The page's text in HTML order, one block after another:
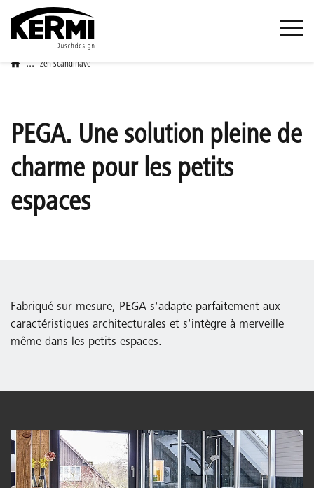
... Zen scandinave
PEGA. Une solution pleine de
charme pour les petits
espaces
Fabriqué sur mesure, PEGA s'adapte parfaitement aux
caractéristiques architecturales et s'intègre à merveille
même dans les petits espaces.